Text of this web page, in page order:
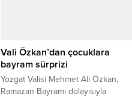
Vali Özkan’dan çocuklara
bayram sürprizi
Yozgat Valisi Mehmet Ali Özkan,
Ramazan Bayramı dolayısıyla